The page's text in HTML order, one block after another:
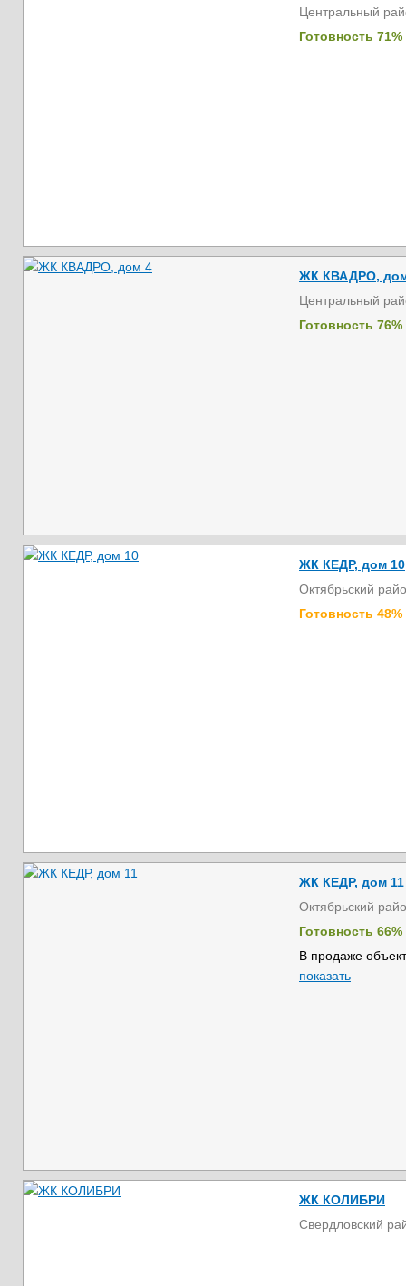
Центральный
Готовность 71%
ЖК КВАДРО,
Центральный
Готовность 76%
ЖК КЕДР, дом 10
Октябрьский
Готовность 48%
ЖК КЕДР, дом 11
Октябрьский
Готовность 66%
В продаже
показать
ЖК КОЛИБРИ
Свердловский